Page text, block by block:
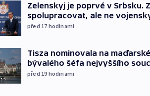
Zelenskyj je poprvé v Srbsku.
spolupracovat, ale ne
před 17 hodinami
Tisza nominovala na
bývalého šéfa nejvyššího
před 19 hodinami